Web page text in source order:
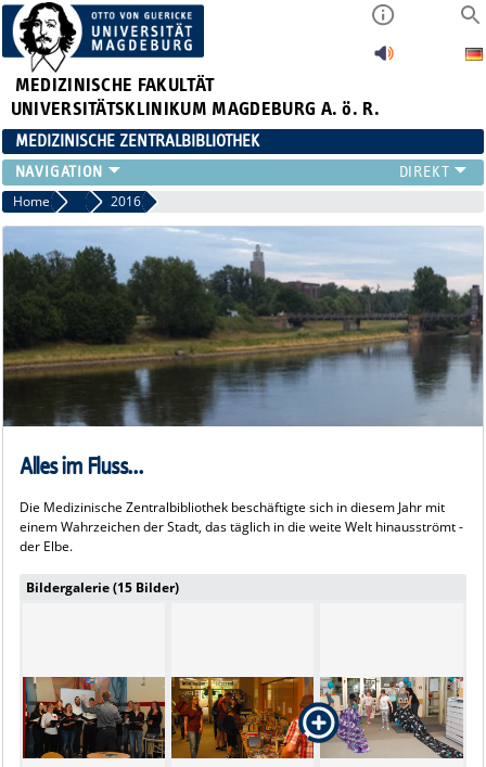
MEDIZINISCHE FAKULTÄT
UNIVERSITÄTSKLINIKUM MAGDEBURG A. ö. R.
MEDIZINISCHE ZENTRALBIBLIOTHEK
LITERATURSUCHE
SERVICE
INFORMATIONSKOMPETENZ
AKTUELLES
PUBLIZIEREN
NEU HIER?
SUCHE A-Z
Home Lange Nacht der Wissenschaft
2016
Alles im Fluss...
Die Medizinische Zentralbibliothek beschäftigte sich in diesem Jahr mit
einem Wahrzeichen der Stadt, das täglich in die weite Welt hinausströmt -
der Elbe.
Bildergalerie (15 Bilder)